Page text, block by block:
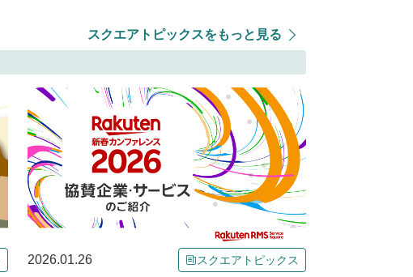
スクエアトピックスをもっと見る
2026.01.26 スクエアトピックス